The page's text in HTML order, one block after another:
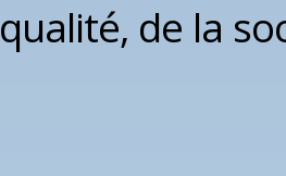
qualité, de la